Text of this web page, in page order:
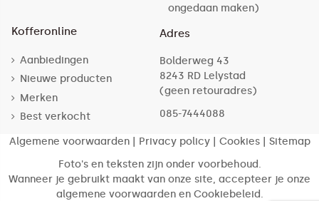
ongedaan maken)
Kofferonline
Aanbiedingen
Nieuwe producten
Merken
Best verkocht
Adres
Bolderweg 43
8243 RD Lelystad
(geen retouradres)
085-7444088
Algemene voorwaarden| Privacy policy| Cookies| Sitemap
Foto's en teksten zijn onder voorbehoud.
Wanneer je gebruikt maakt van onze site, accepteer je onze
algemene voorwaarden en Cookiebeleid.